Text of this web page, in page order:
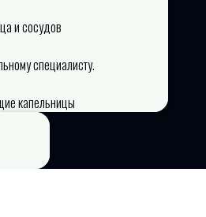
и сосудов
специалисту.
капельницы